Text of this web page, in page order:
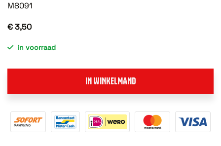
M8091
€ 3,50
in voorraad
IN WINKELMAND